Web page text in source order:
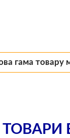
гама
ТОВАРИ